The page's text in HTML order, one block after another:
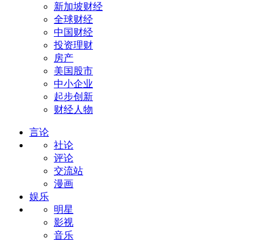
新加坡财经
全球财经
中国财经
投资理财
房产
美国股市
中小企业
起步创新
财经人物
言论
社论
评论
交流站
漫画
娱乐
明星
影视
音乐